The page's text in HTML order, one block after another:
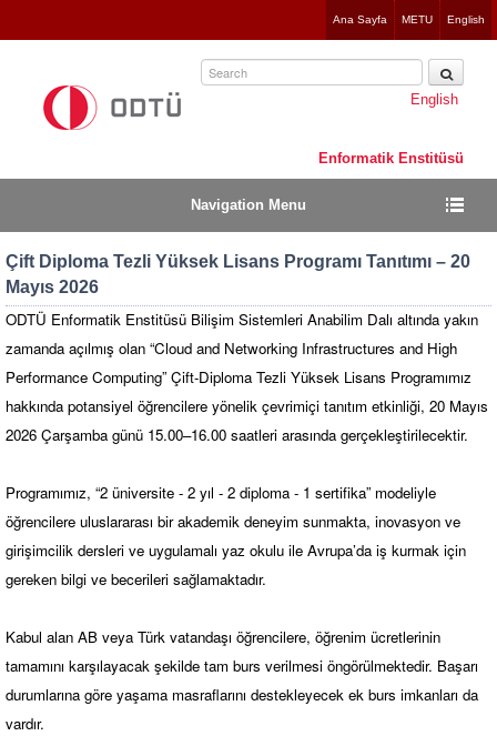
to
Ana Sayfa METU English
Enformatik Enstitüsü
Navigation Menu
Çift Diploma Tezli Yüksek Lisans Programı Tanıtımı – 20
Mayıs 2026
English
ODTÜ Enformatik Enstitüsü Bilişim Sistemleri Anabilim Dalı altında yakın
zamanda açılmış olan “Cloud and Networking Infrastructures and High
Performance Computing” Çift-Diploma Tezli Yüksek Lisans Programımız
hakkında potansiyel öğrencilere yönelik çevrimiçi tanıtım etkinliği, 20 Mayıs
2026 Çarşamba günü 15.00–16.00 saatleri arasında gerçekleştirilecektir.
Programımız, “2 üniversite - 2 yıl - 2 diploma - 1 sertifika” modeliyle
öğrencilere uluslararası bir akademik deneyim sunmakta, inovasyon ve
girişimcilik dersleri ve uygulamalı yaz okulu ile Avrupa’da iş kurmak için
gereken bilgi ve becerileri sağlamaktadır.
Kabul alan AB veya Türk vatandaşı öğrencilere, öğrenim ücretlerinin
tamamını karşılayacak şekilde tam burs verilmesi öngörülmektedir. Başarı
durumlarına göre yaşama masraflarını destekleyecek ek burs imkanları da
vardır.